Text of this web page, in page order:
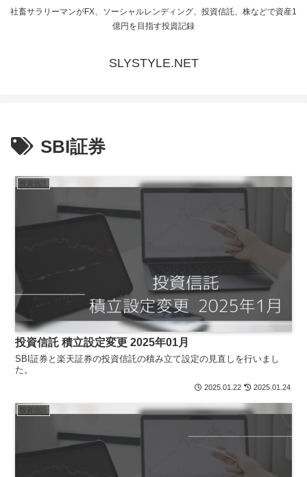
社畜サラリーマンがFX、ソーシャルレンディング、投資信託、株などで資産1
億円を目指す投資記録
SLYSTYLE.NET
SBI証券
投資信託
投資信託 積立設定変更 2025年01月
SBI証券と楽天証券の投資信託の積み立て設定の見直しを行いまし
た。
2025.01.22 2025.01.24
投資信託